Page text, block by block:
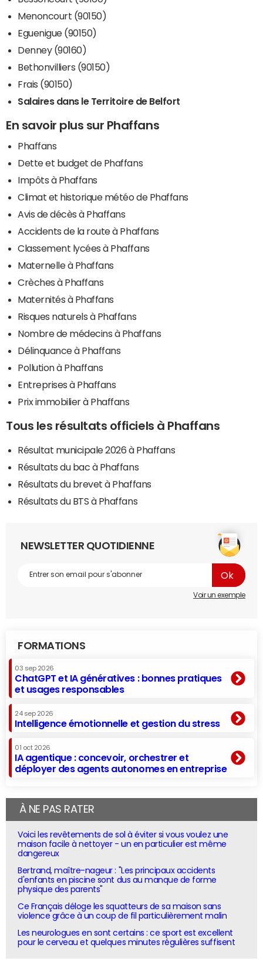
Menoncourt (90150)
Eguenigue (90150)
Denney (90160)
Bethonvilliers (90150)
Frais (90150)
Salaires dans le Territoire de Belfort
En savoir plus sur Phaffans
Phaffans
Dette et budget de Phaffans
Impôts à Phaffans
Climat et historique météo de Phaffans
Avis de décès à Phaffans
Accidents de la route à Phaffans
Classement lycées à Phaffans
Maternelle à Phaffans
Crèches à Phaffans
Maternités à Phaffans
Risques naturels à Phaffans
Nombre de médecins à Phaffans
Délinquance à Phaffans
Pollution à Phaffans
Entreprises à Phaffans
Prix immobilier à Phaffans
Tous les résultats officiels à Phaffans
Résultat municipale 2026 à Phaffans
Résultats du bac à Phaffans
Résultats du brevet à Phaffans
Résultats du BTS à Phaffans
NEWSLETTER QUOTIDIENNE
Voir un exemple
FORMATIONS
03 sep 2026
ChatGPT et IA génératives : bonnes pratiques
et usages responsables
24 sep 2026
Intelligence émotionnelle et gestion du stress
01 oct 2026
IA agentique : concevoir, orchestrer et
déployer des agents autonomes en entreprise
À NE PAS RATER
Voici les revêtements de sol à éviter si vous voulez une
maison facile à nettoyer - un en particulier est même
dangereux
Bertrand, maître-nageur : "Les principaux accidents
d'enfants en piscine sont dus au manque de forme
physique des parents"
Ce Français déloge les squatteurs de sa maison sans
violence grâce à un coup de fil particulièrement malin
Les neurologues en sont certains : ce sport est excellent
pour le cerveau et quelques minutes régulières suffisent